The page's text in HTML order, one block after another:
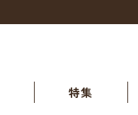
特集